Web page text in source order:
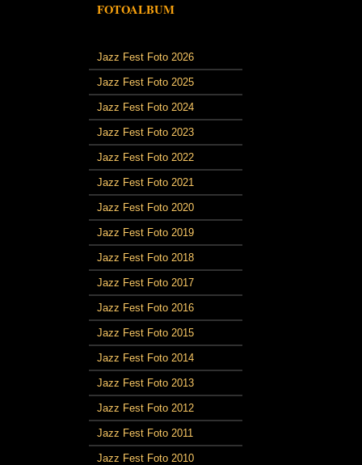
FOTOALBUM
Jazz Fest Foto 2026
Jazz Fest Foto 2025
Jazz Fest Foto 2024
Jazz Fest Foto 2023
Jazz Fest Foto 2022
Jazz Fest Foto 2021
Jazz Fest Foto 2020
Jazz Fest Foto 2019
Jazz Fest Foto 2018
Jazz Fest Foto 2017
Jazz Fest Foto 2016
Jazz Fest Foto 2015
Jazz Fest Foto 2014
Jazz Fest Foto 2013
Jazz Fest Foto 2012
Jazz Fest Foto 2011
Jazz Fest Foto 2010